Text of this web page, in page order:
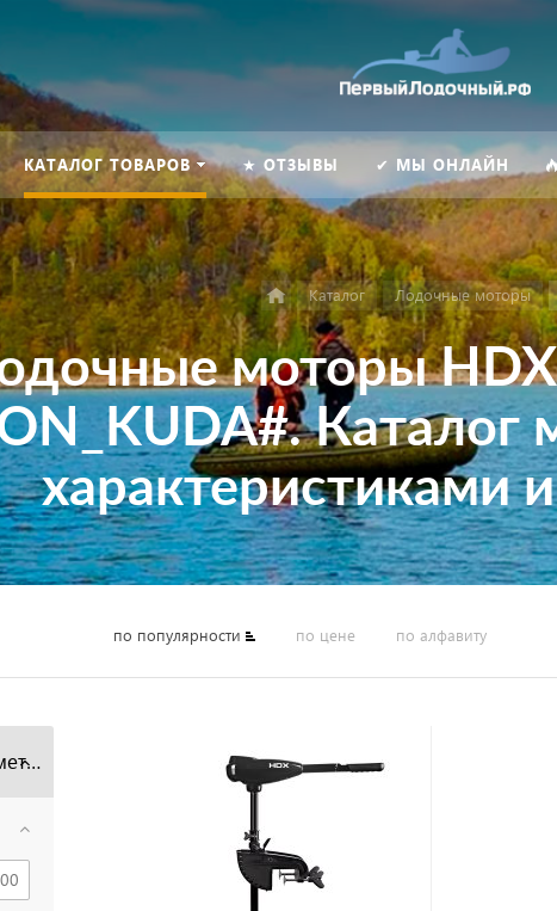
КАТАЛОГ ТОВАРОВ ★ ОТЗЫВЫ ✔ МЫ ОНЛАЙН
Каталог Лодочные моторы
моторы HDX
Каталог
характеристиками
по популярности по цене по алфавиту
Подбор по параметрам